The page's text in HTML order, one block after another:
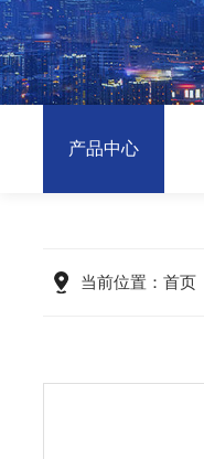
产品中心
当前位置： 首页